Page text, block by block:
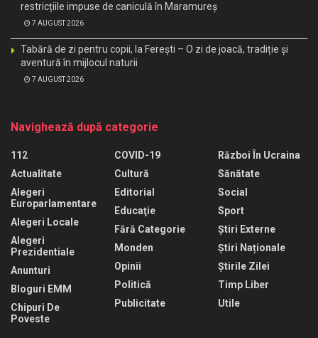
restricțiile impuse de caniculă în Maramureș
7 AUGUST 2026
Tabără de zi pentru copii, la Ferești – O zi de joacă, tradiție și
aventură în mijlocul naturii
7 AUGUST 2026
Navighează după categorie
112
Actualitate
Alegeri
Europarlamentare
Alegeri Locale
Alegeri
Prezidentiale
Anunturi
Bloguri EMM
Chipuri De
Poveste
COVID-19
Cultură
Editorial
Educaţie
Fără Categorie
Monden
Opinii
Politică
Publicitate
Război În Ucraina
Sănătate
Social
Sport
Știri Externe
Știri Naționale
Știrile Zilei
Timp Liber
Utile